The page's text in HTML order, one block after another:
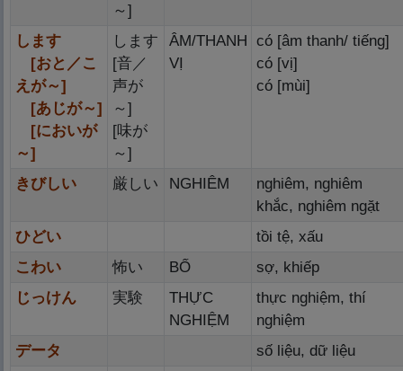
～]
します
[おと／こ
えが～]
[あじが～]
[においが
～]
します
[音 ／
声が
～]
[味が
～]
ÂM/THANH
VỊ
có [âm thanh/ tiếng]
có [vị]
có [mùi]
きびしい 厳 しい NGHIÊM
nghiêm, nghiêm
khắc, nghiêm ngặt
ひどい
tồi tệ, xấu
こわい
怖い BỐ
sợ, khiếp
じっけん
実験
THỰC
NGHIỆM
thực nghiệm, thí
nghiệm
データ
số liệu, dữ liệu